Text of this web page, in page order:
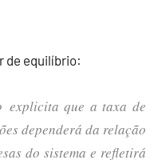
de equilíbrio:
que a taxa de
dependerá da relação
do sistema e refletirá